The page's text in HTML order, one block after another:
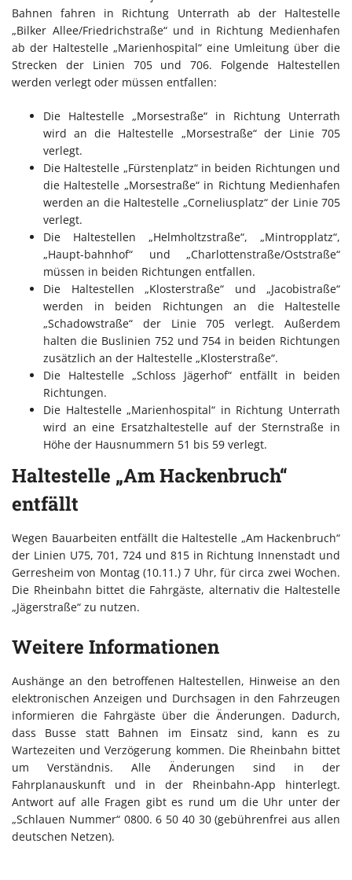
Bahnen fahren in Richtung Unterrath ab der Haltestelle
„Bilker Allee/Friedrichstraße“ und in Richtung Medienhafen
ab der Haltestelle „Marienhospital“ eine Umleitung über die
Strecken der Linien 705 und 706. Folgende Haltestellen
werden verlegt oder müssen entfallen:
Die Haltestelle „Morsestraße“ in Richtung Unterrath
wird an die Haltestelle „Morsestraße“ der Linie 705
verlegt.
Die Haltestelle „Fürstenplatz“ in beiden Richtungen und
die Haltestelle „Morsestraße“ in Richtung Medienhafen
werden an die Haltestelle „Corneliusplatz“ der Linie 705
verlegt.
Die Haltestellen „Helmholtzstraße“, „Mintropplatz“,
„Haupt-bahnhof“ und „Charlottenstraße/Oststraße“
müssen in beiden Richtungen entfallen.
Die Haltestellen „Klosterstraße“ und „Jacobistraße“
werden in beiden Richtungen an die Haltestelle
„Schadowstraße“ der Linie 705 verlegt. Außerdem
halten die Buslinien 752 und 754 in beiden Richtungen
zusätzlich an der Haltestelle „Klosterstraße“.
Die Haltestelle „Schloss Jägerhof“ entfällt in beiden
Richtungen.
Die Haltestelle „Marienhospital“ in Richtung Unterrath
wird an eine Ersatzhaltestelle auf der Sternstraße in
Höhe der Hausnummern 51 bis 59 verlegt.
Haltestelle „Am Hackenbruch“
entfällt
Wegen Bauarbeiten entfällt die Haltestelle „Am Hackenbruch“
der Linien U75, 701, 724 und 815 in Richtung Innenstadt und
Gerresheim von Montag (10.11.) 7 Uhr, für circa zwei Wochen.
Die Rheinbahn bittet die Fahrgäste, alternativ die Haltestelle
„Jägerstraße“ zu nutzen.
Weitere Informationen
Aushänge an den betroffenen Haltestellen, Hinweise an den
elektronischen Anzeigen und Durchsagen in den Fahrzeugen
informieren die Fahrgäste über die Änderungen. Dadurch,
dass Busse statt Bahnen im Einsatz sind, kann es zu
Wartezeiten und Verzögerung kommen. Die Rheinbahn bittet
um Verständnis. Alle Änderungen sind in der
Fahrplanauskunft und in der Rheinbahn-App hinterlegt.
Antwort auf alle Fragen gibt es rund um die Uhr unter der
„Schlauen Nummer“ 0800. 6 50 40 30 (gebührenfrei aus allen
deutschen Netzen).